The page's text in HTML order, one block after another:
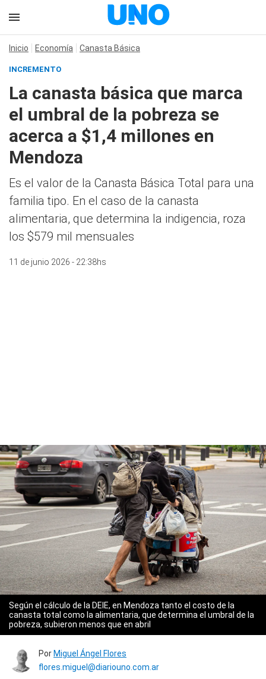
Inicio Economía Canasta Básica
INCREMENTO
La canasta básica que marca
el umbral de la pobreza se
acerca a $1,4 millones en
Mendoza
Es el valor de la Canasta Básica Total para una
familia tipo. En el caso de la canasta
alimentaria, que determina la indigencia, roza
los $579 mil mensuales
11 de junio 2026 - 22:38hs
Según el cálculo de la DEIE, en Mendoza tanto el costo de la
canasta total como la alimentaria, que determina el umbral de la
pobreza, subieron menos que en abril
Por Miguel Ángel Flores
flores.miguel@diariouno.com.ar